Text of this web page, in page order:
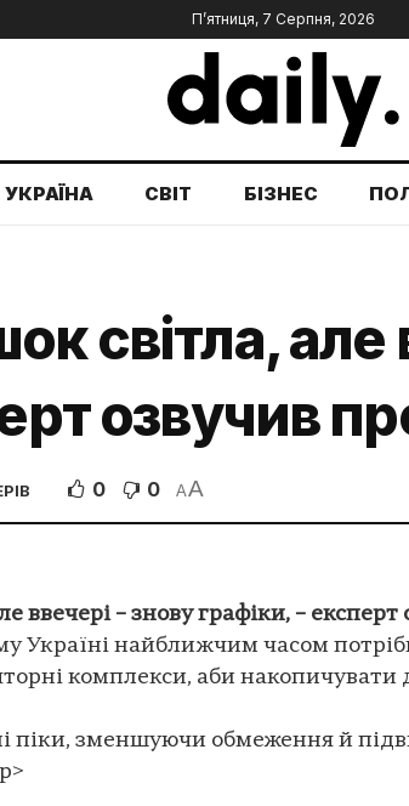
П’ятниця, 7 Серпня, 2026
УКРАЇНА СВІТ БІЗНЕС
світла, але
озвучив
0 0 AA
ввечері – знову графіки, – експерт
Україні найближчим часом
комплекси, аби накопичувати
піки, зменшуючи обмеження й